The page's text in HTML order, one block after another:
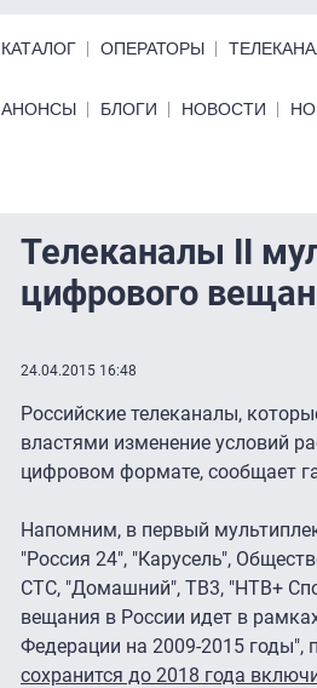
КАТАЛОГ ОПЕРАТОРЫ
Primary links bottom
АНОНСЫ БЛОГИ НОВОСТИ
Телеканалы II
цифрового
24.04.2015 16:48
Российские телеканалы,
властями изменение условий
цифровом формате, сообщает
Напомним, в первый
"Россия 24", "Карусель",
СТС, "Домашний", ТВ3, "НТВ+
вещания в России идет в
Федерации на 2009-2015 годы",
сохранится до 2018 года